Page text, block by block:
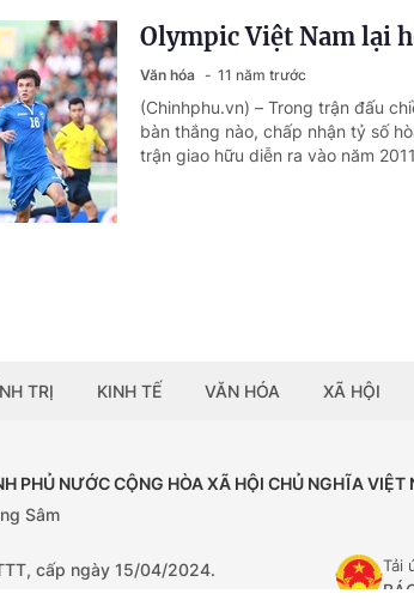
Olympic Việt Nam lại
Văn hóa 11 năm trước
(Chinhphu.vn) – Trong trận đấu
bàn thắng nào, chấp nhận tỷ số
trận giao hữu diễn ra vào năm
TRỊ KINH TẾ VĂN HÓA XÃ HỘI
PHỦ NƯỚC CỘNG HÒA XÃ HỘI CHỦ NGHĨA VIỆT
Sâm
cấp ngày 15/04/2024.
Tải